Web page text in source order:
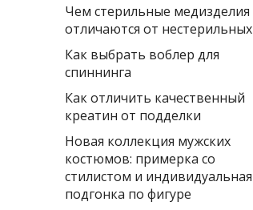
Чем стерильные медизделия
отличаются от нестерильных
Как выбрать воблер для
спиннинга
Как отличить качественный
креатин от подделки
Новая коллекция мужских
костюмов: примерка со
стилистом и индивидуальная
подгонка по фигуре